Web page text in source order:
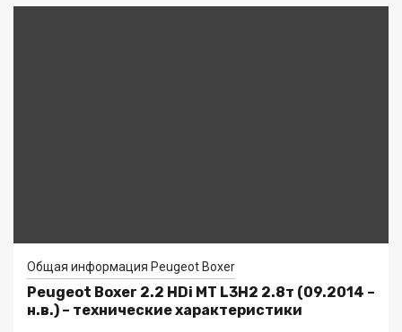
Общая информация Peugeot Boxer
Peugeot Boxer 2.2 HDi MT L3H2 2.8т (09.2014 –
н.в.) – технические характеристики